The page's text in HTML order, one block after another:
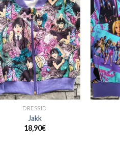
+
DRESSID
Jakk
18,90€